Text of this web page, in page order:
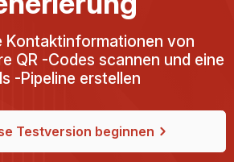
Kontaktinformationen von
QR -Codes scannen und eine
-Pipeline erstellen
Testversion beginnen